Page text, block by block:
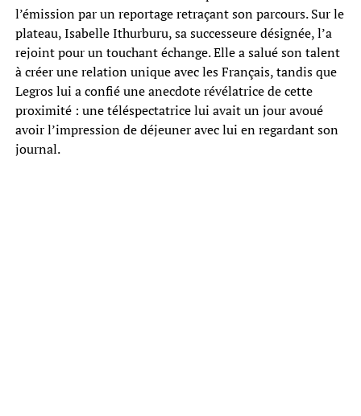
l’émission par un reportage retraçant son parcours. Sur le
plateau, Isabelle Ithurburu, sa successeure désignée, l’a
rejoint pour un touchant échange. Elle a salué son talent
à créer une relation unique avec les Français, tandis que
Legros lui a confié une anecdote révélatrice de cette
proximité : une téléspectatrice lui avait un jour avoué
avoir l’impression de déjeuner avec lui en regardant son
journal.